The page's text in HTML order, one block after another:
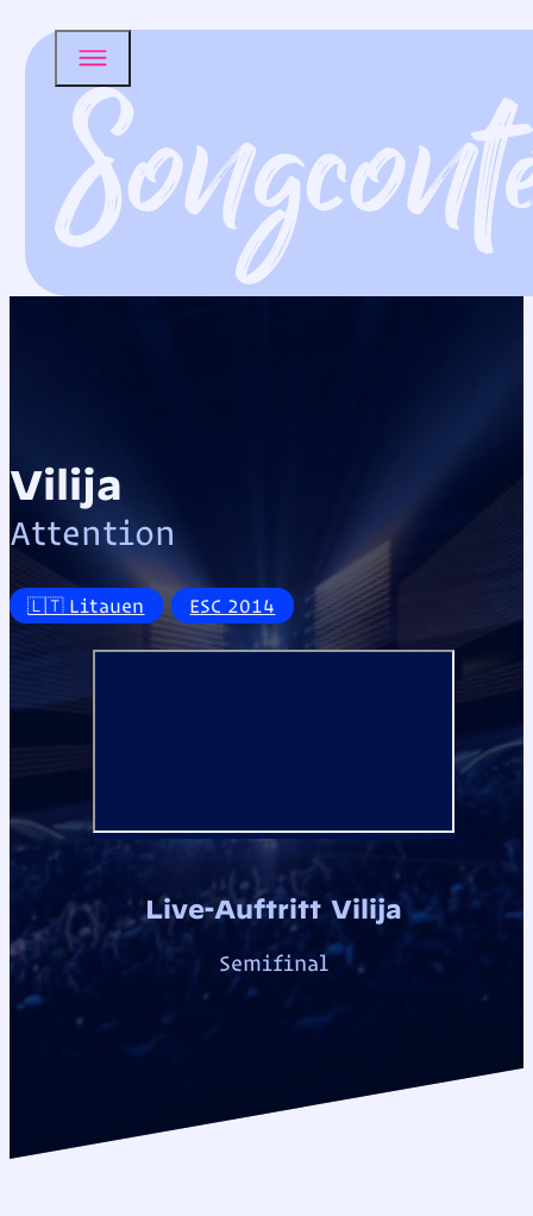
Vilija
Attention
🇱🇹 Litauen ESC 2014
Live-Auftritt Vilija
Semifinal